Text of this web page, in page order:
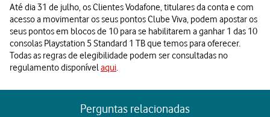
Até dia 31 de julho, os Clientes Vodafone, titulares da conta e com
acesso a movimentar os seus pontos Clube Viva, podem apostar os
seus pontos em blocos de 10 para se habilitarem a ganhar 1 das 10
consolas Playstation 5 Standard 1 TB que temos para oferecer.
Todas as regras de elegibilidade podem ser consultadas no
regulamento disponívelaqui.
Perguntas relacionadas